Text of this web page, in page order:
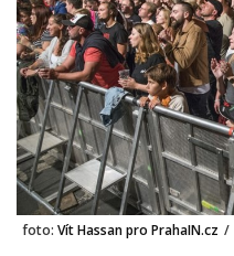
foto: Vít Hassan pro PrahaIN.cz /